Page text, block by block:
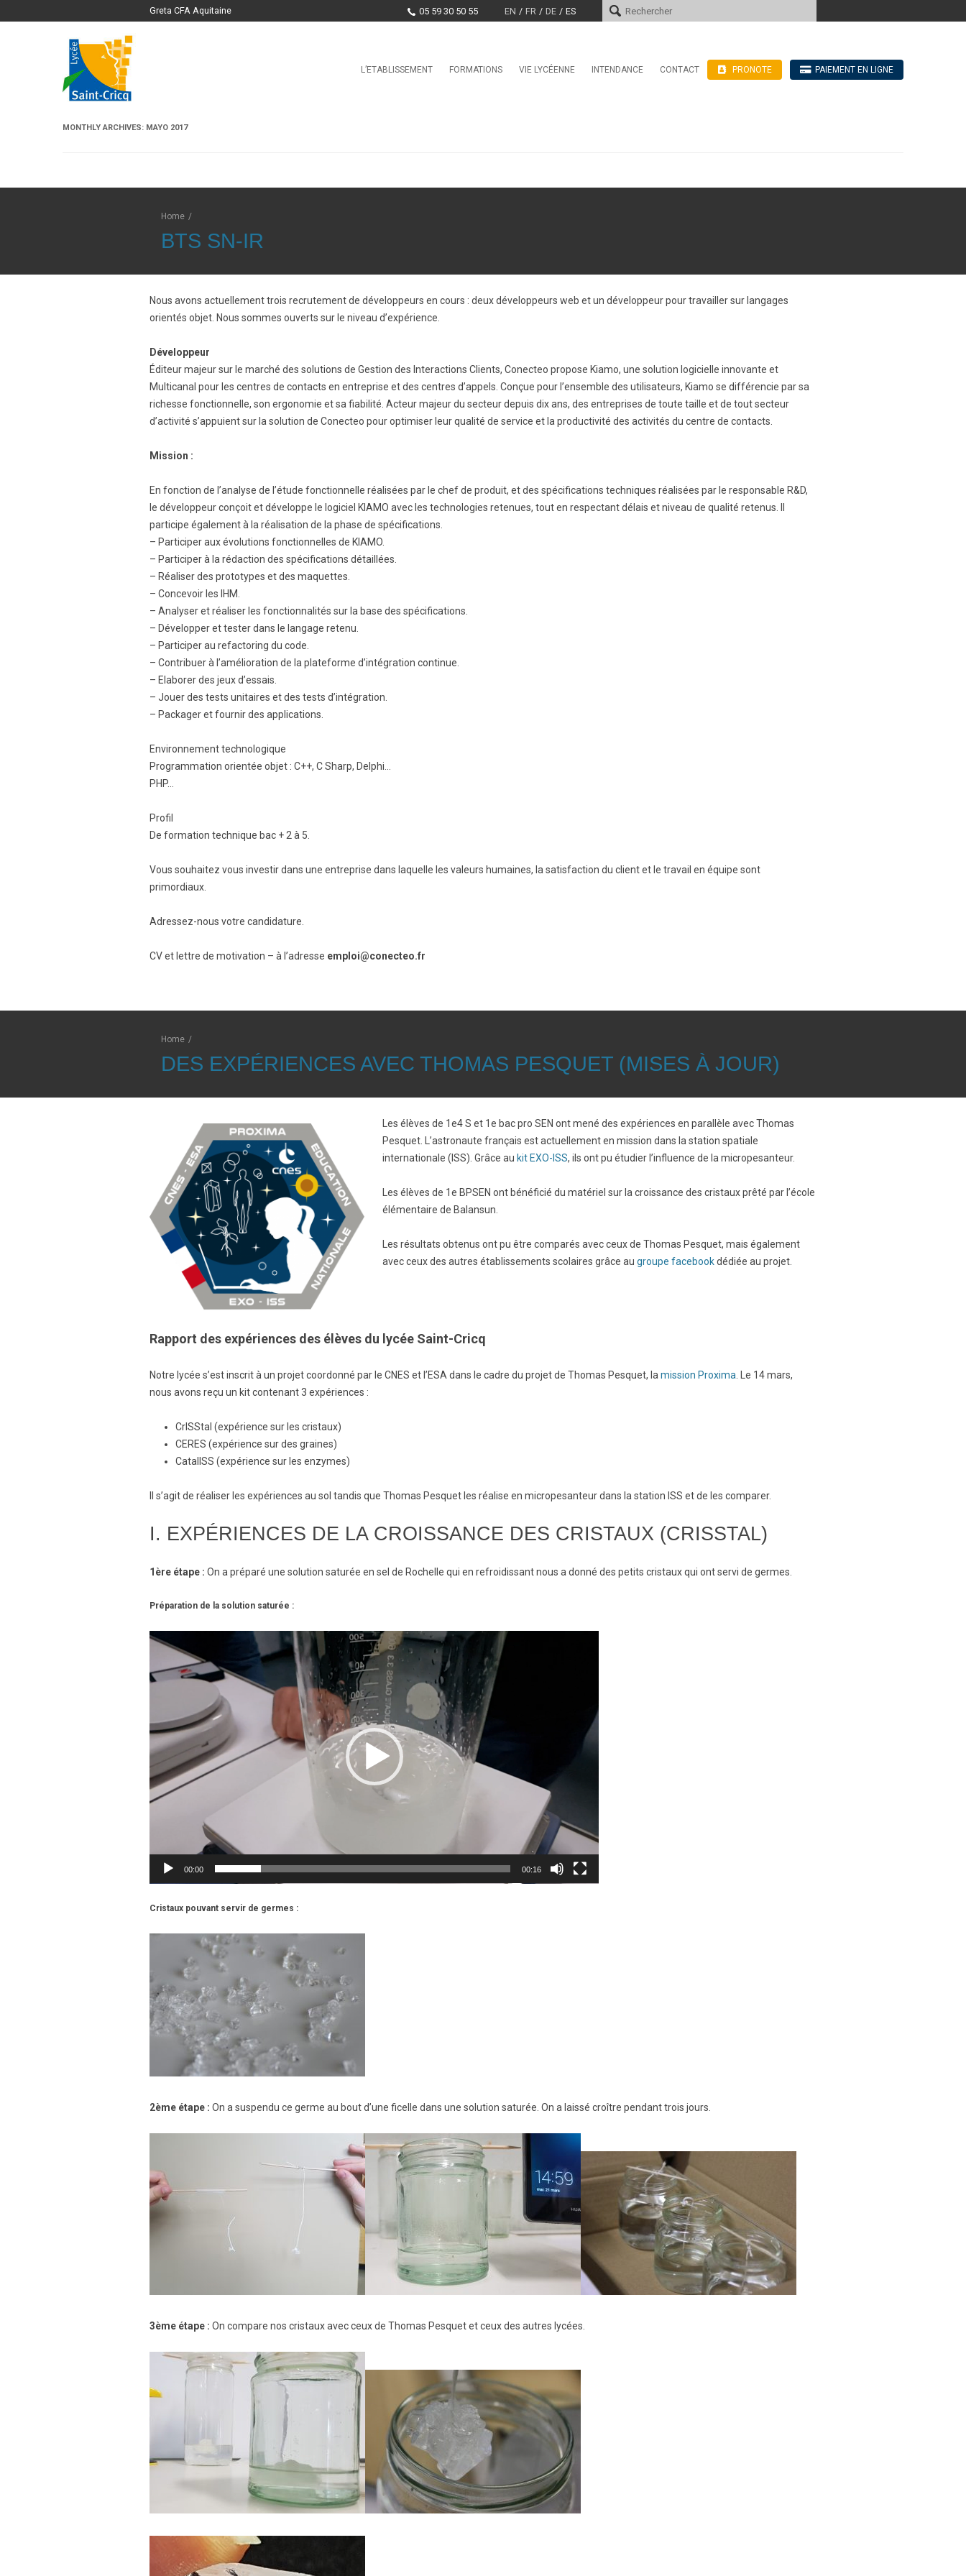
Greta CFA Aquitaine 05 59 30 50 55 EN FR DE ES
L’ETABLISSEMENT FORMATIONS
Systèmes Numériques
BTS Conception et Réalisation
BTS Contrôle Industriel et
Régulation Automatique
(C.I.R.A.)
Les BTS par la voie de
l’apprentissage
VIE LYCÉENNE INTENDANCE CONTACT PRONOTE PAIEMENT EN LIGNE
MONTHLY ARCHIVES: MAYO 2017
Home /
BTS SN-IR
Nous avons actuellement trois recrutement de développeurs en cours : deux développeurs web et un développeur pour travailler sur langages
orientés objet. Nous sommes ouverts sur le niveau d’expérience.
Développeur
Éditeur majeur sur le marché des solutions de Gestion des Interactions Clients, Conecteo propose Kiamo, une solution logicielle innovante et
Multicanal pour les centres de contacts en entreprise et des centres d’appels. Conçue pour l’ensemble des utilisateurs, Kiamo se différencie par sa
richesse fonctionnelle, son ergonomie et sa fiabilité. Acteur majeur du secteur depuis dix ans, des entreprises de toute taille et de tout secteur
d’activité s’appuient sur la solution de Conecteo pour optimiser leur qualité de service et la productivité des activités du centre de contacts.
Mission :
En fonction de l’analyse de l’étude fonctionnelle réalisées par le chef de produit, et des spécifications techniques réalisées par le responsable R&D,
le développeur conçoit et développe le logiciel KIAMO avec les technologies retenues, tout en respectant délais et niveau de qualité retenus. Il
participe également à la réalisation de la phase de spécifications.
– Participer aux évolutions fonctionnelles de KIAMO.
– Participer à la rédaction des spécifications détaillées.
– Réaliser des prototypes et des maquettes.
– Concevoir les IHM.
– Analyser et réaliser les fonctionnalités sur la base des spécifications.
– Développer et tester dans le langage retenu.
– Participer au refactoring du code.
– Contribuer à l’amélioration de la plateforme d’intégration continue.
– Elaborer des jeux d’essais.
– Jouer des tests unitaires et des tests d’intégration.
– Packager et fournir des applications.
Environnement technologique
Programmation orientée objet : C++, C Sharp, Delphi…
PHP…
Profil
De formation technique bac + 2 à 5.
Vous souhaitez vous investir dans une entreprise dans laquelle les valeurs humaines, la satisfaction du client et le travail en équipe sont
primordiaux.
Adressez-nous votre candidature.
CV et lettre de motivation – à l’adresse emploi@conecteo.fr
Home /
DES EXPÉRIENCES AVEC THOMAS PESQUET (MISES À JOUR)
Les élèves de 1e4 S et 1e bac pro SEN ont mené des expériences en parallèle avec Thomas
Pesquet. L’astronaute français est actuellement en mission dans la station spatiale
internationale (ISS). Grâce au kit EXO-ISS, ils ont pu étudier l’influence de la micropesanteur.
Les élèves de 1e BPSEN ont bénéficié du matériel sur la croissance des cristaux prêté par l’école
élémentaire de Balansun.
Les résultats obtenus ont pu être comparés avec ceux de Thomas Pesquet, mais également
avec ceux des autres établissements scolaires grâce au groupe facebookdédiée au projet.
Rapport des expériences des élèves du lycée Saint-Cricq
Notre lycée s’est inscrit à un projet coordonné par le CNES et l’ESA dans le cadre du projet de Thomas Pesquet, la mission Proxima . Le 14 mars,
nous avons reçu un kit contenant 3 expériences :
CrISStal (expérience sur les cristaux)
CERES (expérience sur des graines)
CatalISS (expérience sur les enzymes)
Il s’agit de réaliser les expériences au sol tandis que Thomas Pesquet les réalise en micropesanteur dans la station ISS et de les comparer.
I. EXPÉRIENCES DE LA CROISSANCE DES CRISTAUX (CRISSTAL)
1ère étape : On a préparé une solution saturée en sel de Rochelle qui en refroidissant nous a donné des petits cristaux qui ont servi de germes.
Préparation de la solution saturée :
Reproductor
vídeo
00:00 00:16
Cristaux pouvant servir de germes :
2ème étape : On a suspendu ce germe au bout d’une ficelle dans une solution saturée. On a laissé croître pendant trois jours.
3ème étape : On compare nos cristaux avec ceux de Thomas Pesquet et ceux des autres lycées.